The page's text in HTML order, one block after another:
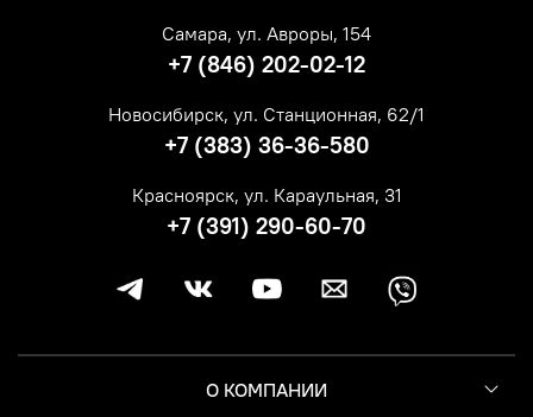
О КОМПАНИИ
Самара, ул. Авроры, 154
+7 (846) 202-02-12
Новосибирск, ул. Станционная, 62/1
+7 (383) 36-36-580
Красноярск, ул. Караульная, 31
+7 (391) 290-60-70